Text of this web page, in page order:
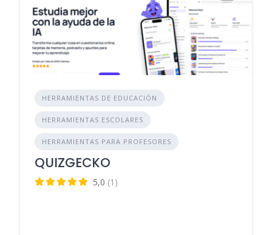
HERRAMIENTAS DE EDUCACIÓN
HERRAMIENTAS ESCOLARES
HERRAMIENTAS PARA PROFESORES
QUIZGECKO
5,0 (1)